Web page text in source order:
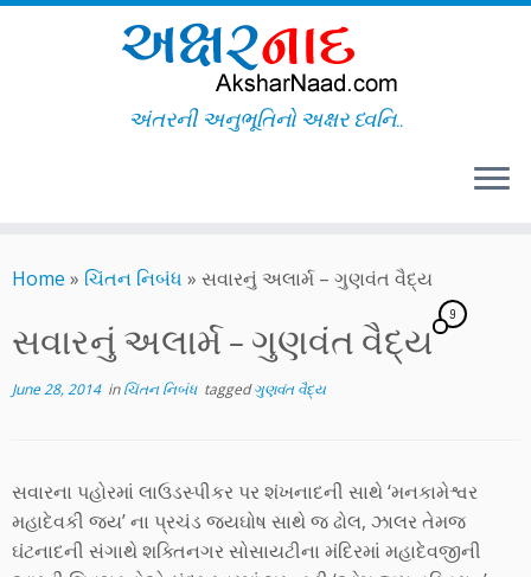
to
અંતરની અનુભૂતિનો અક્ષર ધ્વનિ..
Home » ચિંતન નિબંધ » સવારનું અલાર્મ – ગુણવંત વૈદ્ય
સવારનું અલાર્મ – ગુણવંત વૈદ્ય
9
June 28, 2014inચિંતન નિબંધ taggedગુણવંત વૈદ્ય
સવારના પહોરમાં લાઉડસ્પીકર પર શંખનાદની સાથે ‘મનકામેશ્વર
મહાદેવકી જય’ ના પ્રચંડ જયઘોષ સાથે જ ઢોલ, ઝાલર તેમજ
ઘંટનાદની સંગાથે શક્તિનગર સોસાયટીના મંદિરમાં મહાદેવજીની